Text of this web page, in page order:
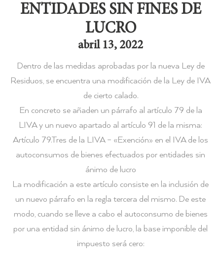
ENTIDADES SIN FINES DE
LUCRO
abril 13, 2022
Dentro de las medidas aprobadas por la nueva Ley de
Residuos, se encuentra una modificación de la Ley de IVA
de cierto calado.
En concreto se añaden un párrafo al artículo 79 de la
LIVA y un nuevo apartado al artículo 91 de la misma:
Artículo 79.Tres de la LIVA – «Exención» en el IVA de los
autoconsumos de bienes efectuados por entidades sin
ánimo de lucro
La modificación a este artículo consiste en la inclusión de
un nuevo párrafo en la regla tercera del mismo. De este
modo, cuando se lleve a cabo el autoconsumo de bienes
por una entidad sin ánimo de lucro, la base imponible del
impuesto será cero: